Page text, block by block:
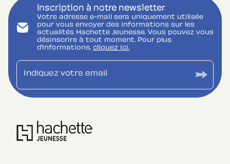
Inscription à notre newsletter
Votre adresse e-mail sera uniquement utilisée
pour vous envoyer des informations sur les
actualités Hachette Jeunesse. Vous pouvez vous
désinscrire à tout moment. Pour plus
d’informations, cliquez ici.
Indiquez votre email